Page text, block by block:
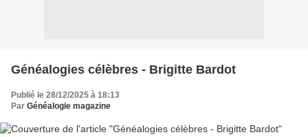
Généalogies célèbres - Brigitte Bardot
Publié le 28/12/2025 à 18:13
Par Généalogie magazine